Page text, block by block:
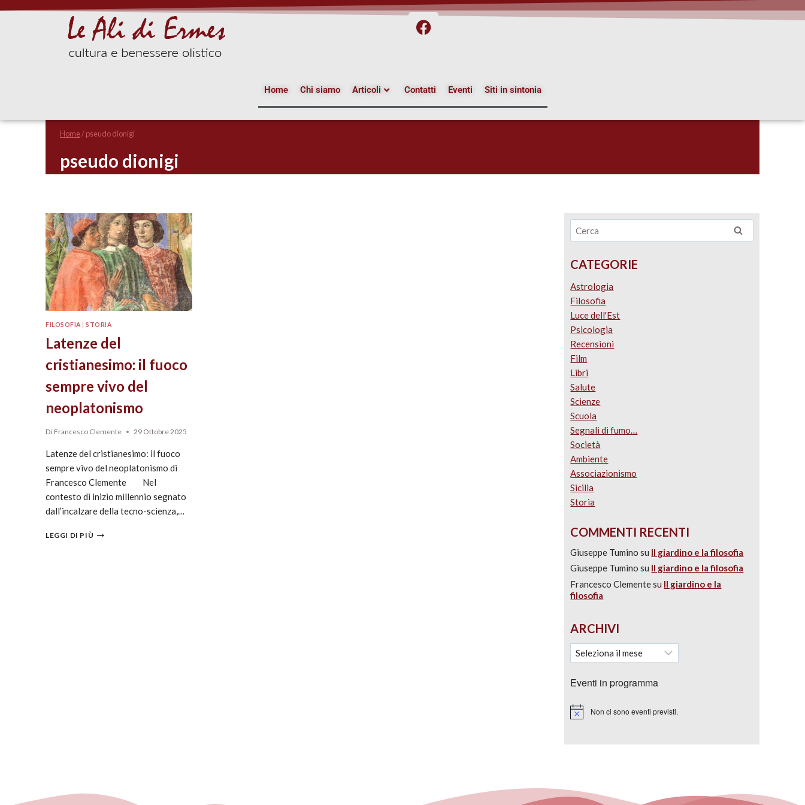
Home Chi siamo Articoli Contatti Eventi Siti in sintonia
Home/pseudo dionigi
pseudo dionigi
FILOSOFIA |STORIA
Latenze del
cristianesimo: il fuoco
sempre vivo del
neoplatonismo
Di Francesco Clemente 29 Ottobre 2025
Latenze del cristianesimo: il fuoco
sempre vivo del neoplatonismo di
Francesco Clemente Nel
contesto di inizio millennio segnato
dall’incalzare della tecno-scienza,…
LEGGI DI PIÙ
CATEGORIE
Astrologia
Filosofia
Luce dell'Est
Psicologia
Recensioni
Film
Libri
Salute
Scienze
Scuola
Segnali di fumo…
Società
Ambiente
Associazionismo
Sicilia
Storia
COMMENTI RECENTI
Giuseppe Tumino su Il giardino e la filosofia
Giuseppe Tumino su Il giardino e la filosofia
Francesco Clementesu Il giardino e la
filosofia
ARCHIVI
Eventi in programma
Notice Non ci sono eventi previsti.